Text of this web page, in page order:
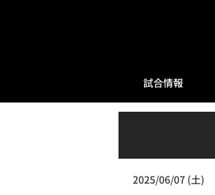
試合情報
2025/06/07 (土)